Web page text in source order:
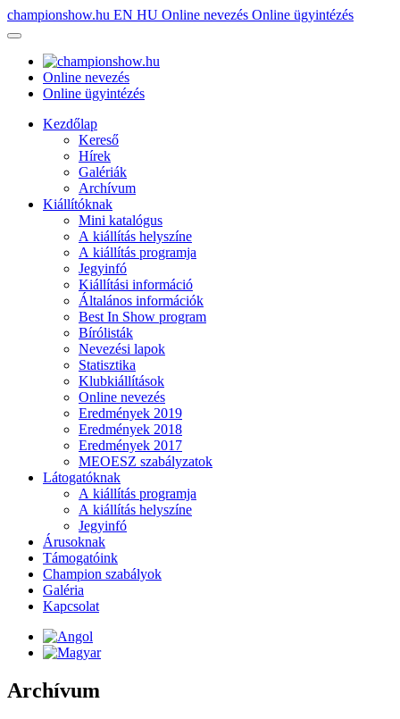
championshow.hu EN HU Online nevezés Online ügyintézés
Online nevezés
Online ügyintézés
Kezdőlap
Kereső
Hírek
Galériák
Archívum
Kiállítóknak
Mini katalógus
A kiállítás helyszíne
A kiállítás programja
Jegyinfó
Kiállítási információ
Általános információk
Best In Show program
Bírólisták
Nevezési lapok
Statisztika
Klubkiállítások
Online nevezés
Eredmények 2019
Eredmények 2018
Eredmények 2017
MEOESZ szabályzatok
Látogatóknak
A kiállítás programja
A kiállítás helyszíne
Jegyinfó
Árusoknak
Támogatóink
Champion szabályok
Galéria
Kapcsolat
Archívum